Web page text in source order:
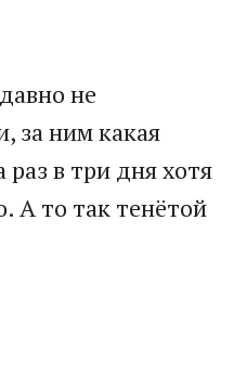
не
за ним какая
в три дня хотя
А то так тенётой